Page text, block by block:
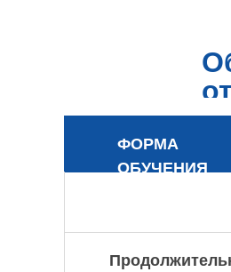
ФОРМА
ОБУЧЕНИЯ